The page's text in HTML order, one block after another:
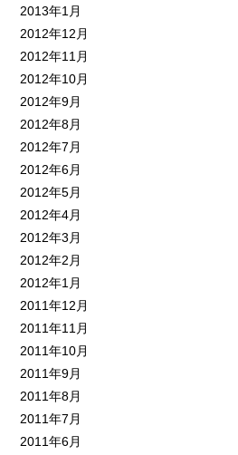
2013年1月
2012年12月
2012年11月
2012年10月
2012年9月
2012年8月
2012年7月
2012年6月
2012年5月
2012年4月
2012年3月
2012年2月
2012年1月
2011年12月
2011年11月
2011年10月
2011年9月
2011年8月
2011年7月
2011年6月